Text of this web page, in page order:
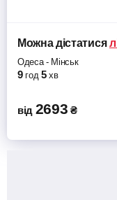
Можна дістатися
Одеса- Мінськ
9 год 5 хв
від 2693 ₴